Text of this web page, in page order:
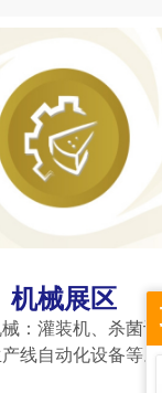
机械展区
：灌装机、杀菌
线自动化设备等。
酵罐、蒸馏设备、